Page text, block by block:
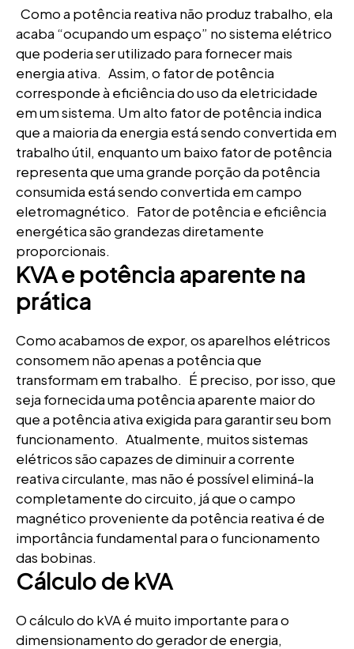
Como a potência reativa não produz trabalho, ela
acaba “ocupando um espaço” no sistema elétrico
que poderia ser utilizado para fornecer mais
energia ativa. Assim, o fator de potência
corresponde à eficiência do uso da eletricidade
em um sistema. Um alto fator de potência indica
que a maioria da energia está sendo convertida em
trabalho útil, enquanto um baixo fator de potência
representa que uma grande porção da potência
consumida está sendo convertida em campo
eletromagnético. Fator de potência e eficiência
energética são grandezas diretamente
proporcionais.
KVA e potência aparente na
prática
Como acabamos de expor, os aparelhos elétricos
consomem não apenas a potência que
transformam em trabalho. É preciso, por isso, que
seja fornecida uma potência aparente maior do
que a potência ativa exigida para garantir seu bom
funcionamento. Atualmente, muitos sistemas
elétricos são capazes de diminuir a corrente
reativa circulante, mas não é possível eliminá-la
completamente do circuito, já que o campo
magnético proveniente da potência reativa é de
importância fundamental para o funcionamento
das bobinas.
Cálculo de kVA
O cálculo do kVA é muito importante para o
dimensionamento do gerador de energia,